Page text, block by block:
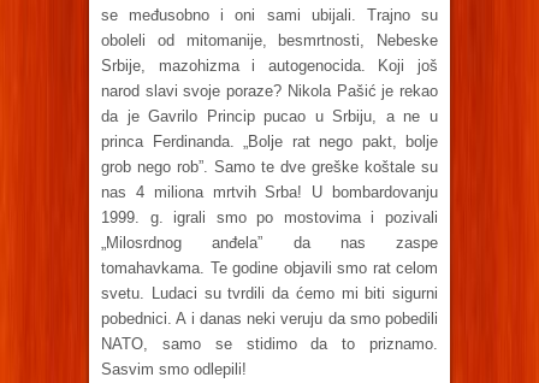
se međusobno i oni sami ubijali. Trajno su
oboleli od mitomanije, besmrtnosti, Nebeske
Srbije, mazohizma i autogenocida. Koji još
narod slavi svoje poraze? Nikola Pašić je rekao
da je Gavrilo Princip pucao u Srbiju, a ne u
princa Ferdinanda. „Bolje rat nego pakt, bolje
grob nego rob”. Samo te dve greške koštale su
nas 4 miliona mrtvih Srba! U bombardovanju
1999. g. igrali smo po mostovima i pozivali
„Milosrdnog anđela” da nas zaspe
tomahavkama. Te godine objavili smo rat celom
svetu. Ludaci su tvrdili da ćemo mi biti sigurni
pobednici. A i danas neki veruju da smo pobedili
NATO, samo se stidimo da to priznamo.
Sasvim smo odlepili!